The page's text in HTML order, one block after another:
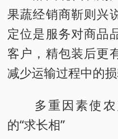
果蔬经销商靳则兴
定位是服务对商品
客户，精包装后更
减少运输过程中的损
多重因素使农
的“求长相”